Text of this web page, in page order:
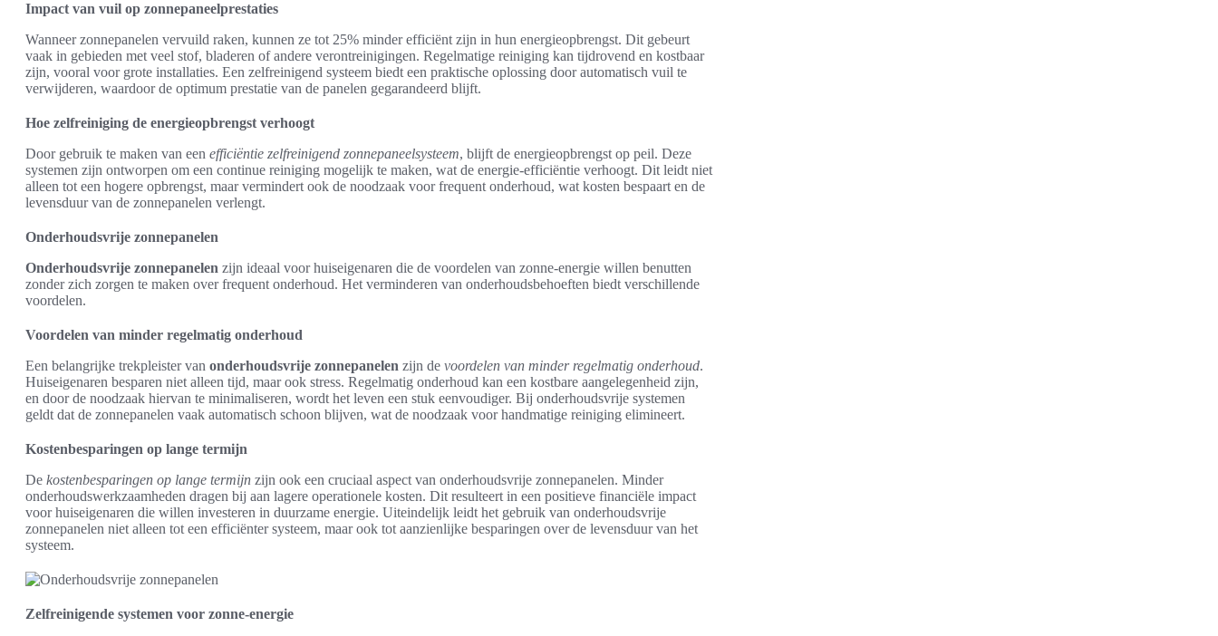
Impact van vuil op zonnepaneelprestaties
Wanneer zonnepanelen vervuild raken, kunnen ze tot 25% minder efficiënt zijn in hun energieopbrengst. Dit gebeurt
vaak in gebieden met veel stof, bladeren of andere verontreinigingen. Regelmatige reiniging kan tijdrovend en kostbaar
zijn, vooral voor grote installaties. Een zelfreinigend systeem biedt een praktische oplossing door automatisch vuil te
verwijderen, waardoor de optimum prestatie van de panelen gegarandeerd blijft.
Hoe zelfreiniging de energieopbrengst verhoogt
Door gebruik te maken van een efficiëntie zelfreinigend zonnepaneelsysteem, blijft de energieopbrengst op peil. Deze
systemen zijn ontworpen om een continue reiniging mogelijk te maken, wat de energie-efficiëntie verhoogt. Dit leidt niet
alleen tot een hogere opbrengst, maar vermindert ook de noodzaak voor frequent onderhoud, wat kosten bespaart en de
levensduur van de zonnepanelen verlengt.
Onderhoudsvrije zonnepanelen
Onderhoudsvrije zonnepanelen zijn ideaal voor huiseigenaren die de voordelen van zonne-energie willen benutten
zonder zich zorgen te maken over frequent onderhoud. Het verminderen van onderhoudsbehoeften biedt verschillende
voordelen.
Voordelen van minder regelmatig onderhoud
Een belangrijke trekpleister van onderhoudsvrije zonnepanelen zijn de voordelen van minder regelmatig onderhoud.
Huiseigenaren besparen niet alleen tijd, maar ook stress. Regelmatig onderhoud kan een kostbare aangelegenheid zijn,
en door de noodzaak hiervan te minimaliseren, wordt het leven een stuk eenvoudiger. Bij onderhoudsvrije systemen
geldt dat de zonnepanelen vaak automatisch schoon blijven, wat de noodzaak voor handmatige reiniging elimineert.
Kostenbesparingen op lange termijn
De kostenbesparingen op lange termijn zijn ook een cruciaal aspect van onderhoudsvrije zonnepanelen. Minder
onderhoudswerkzaamheden dragen bij aan lagere operationele kosten. Dit resulteert in een positieve financiële impact
voor huiseigenaren die willen investeren in duurzame energie. Uiteindelijk leidt het gebruik van onderhoudsvrije
zonnepanelen niet alleen tot een efficiënter systeem, maar ook tot aanzienlijke besparingen over de levensduur van het
systeem.
Zelfreinigende systemen voor zonne-energie